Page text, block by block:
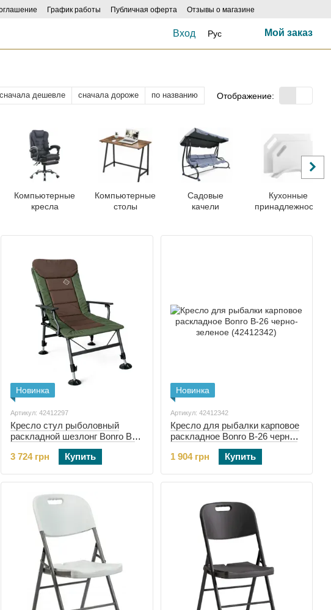
График работы Публичная оферта
Отзывы о магазине
Вход Рус Мой заказ
сначала дешевле сначала дороже по названию Отображение:
Компьютерные
кресла
Компьютерные
столы
Садовые
качели
Кухонные
принадлежности
Новинка
Артикул: 42412297
Кресло стул рыболовный
раскладной шезлонг Bonro B-
21 темно-зеленое (42412297)
3 724 грн
Купить
Новинка
Артикул: 42412342
Кресло для рыбалки карповое
раскладное Bonro B-26 черно-
зеленое (42412342)
1 904 грн
Купить